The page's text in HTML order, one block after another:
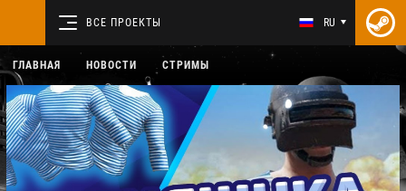
ВСЕ ПРОЕКТЫ RU
ГЛАВНАЯ НОВОСТИ СТРИМЫ